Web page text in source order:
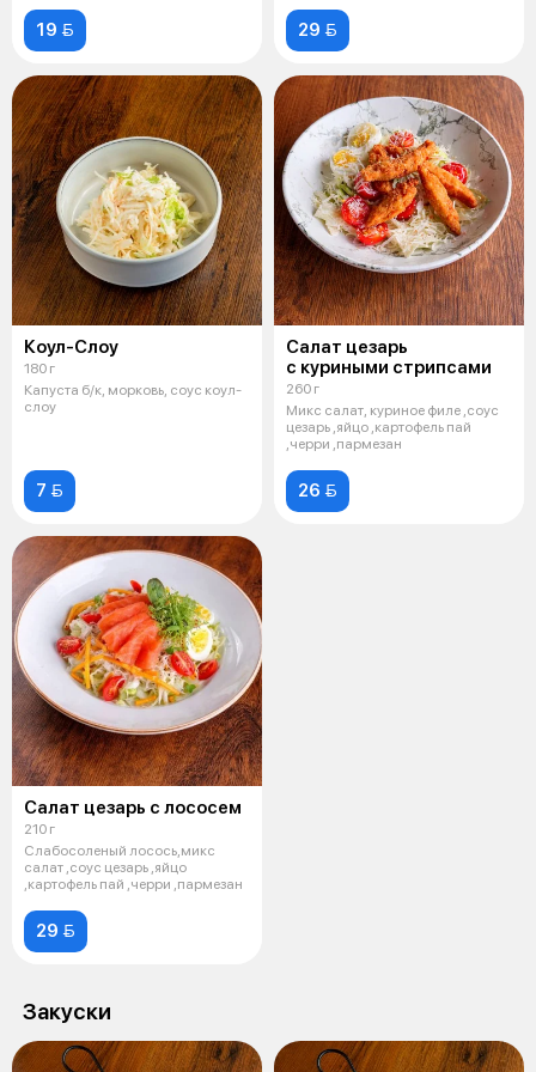
19  29 
Коул-Слоу
180 г
Капуста б/к, морковь, соус коул-
слоу
7 
Салат цезарь
с куриными стрипсами
260 г
Микс салат, куриное филе ,соус
цезарь ,яйцо ,картофель пай
,черри ,пармезан
26 
Салат цезарь с лососем
210 г
Слабосоленый лосось,микс
салат ,соус цезарь ,яйцо
,картофель пай ,черри ,пармезан
29 
Закуски